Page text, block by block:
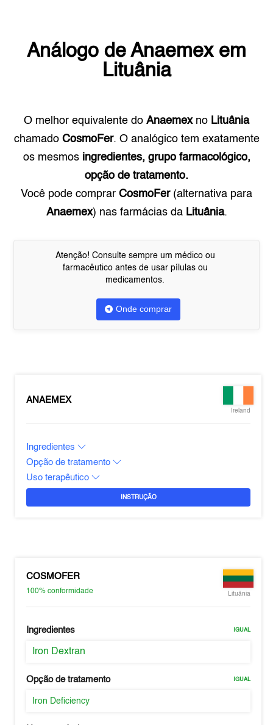
Análogo de Anaemexem
Lituânia
O melhor equivalente do Anaemexno Lituânia
chamado CosmoFer. O analógico tem exatamente
os mesmos ingredientes, grupo farmacológico,
opção de tratamento.
Você pode comprar CosmoFer(alternativa para
Anaemex) nas farmácias da Lituânia.
Atenção! Consulte sempre um médico ou
farmacêutico antes de usar pílulas ou
medicamentos.
Onde comprar
ANAEMEX
Ireland
Ingredientes
Opção de tratamento
Uso terapêutico
INSTRUÇÃO
COSMOFER
100%conformidade Lituânia
Ingredientes IGUAL
Iron Dextran
Opção de tratamento IGUAL
Iron Deficiency